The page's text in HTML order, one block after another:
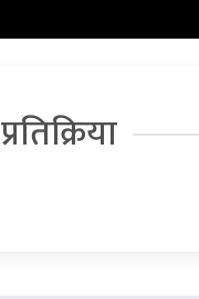
प्रतिक्रिया